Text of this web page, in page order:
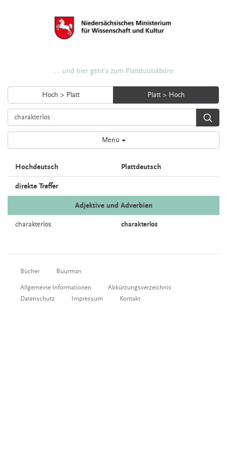
... und hier geht's zum Plattdüütskbüro
Hoch > Platt Platt > Hoch
Menü
Hochdeutsch Plattdeutsch
direkte Treffer
Adjektive und Adverbien
charakterlos charakterlos
Bücher Buurman
Allgemeine Informationen
Abkürzungsverzeichnis
Datenschutz
Impressum Kontakt